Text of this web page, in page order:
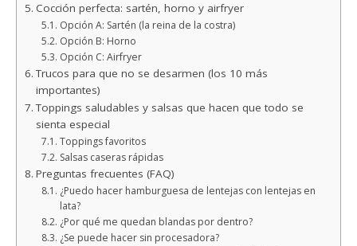
Cocción perfecta: sartén, horno y airfryer
Opción A: Sartén (la reina de la costra)
Opción B: Horno
Opción C: Airfryer
Trucos para que no se desarmen (los 10 más
importantes)
Toppings saludables y salsas que hacen que todo se
sienta especial
Toppings favoritos
Salsas caseras rápidas
Preguntas frecuentes (FAQ)
¿Puedo hacer hamburguesa de lentejas con lentejas en
lata?
¿Por qué me quedan blandas por dentro?
¿Se puede hacer sin procesadora?